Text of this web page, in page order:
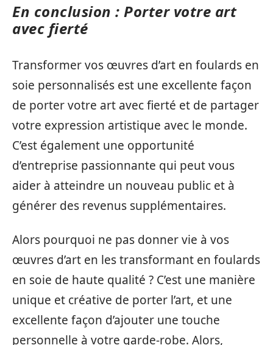
En conclusion : Porter votre art
avec fierté
Transformer vos œuvres d’art en foulards en
soie personnalisés est une excellente façon
de porter votre art avec fierté et de partager
votre expression artistique avec le monde.
C’est également une opportunité
d’entreprise passionnante qui peut vous
aider à atteindre un nouveau public et à
générer des revenus supplémentaires.
Alors pourquoi ne pas donner vie à vos
œuvres d’art en les transformant en foulards
en soie de haute qualité ? C’est une manière
unique et créative de porter l’art, et une
excellente façon d’ajouter une touche
personnelle à votre garde-robe. Alors,